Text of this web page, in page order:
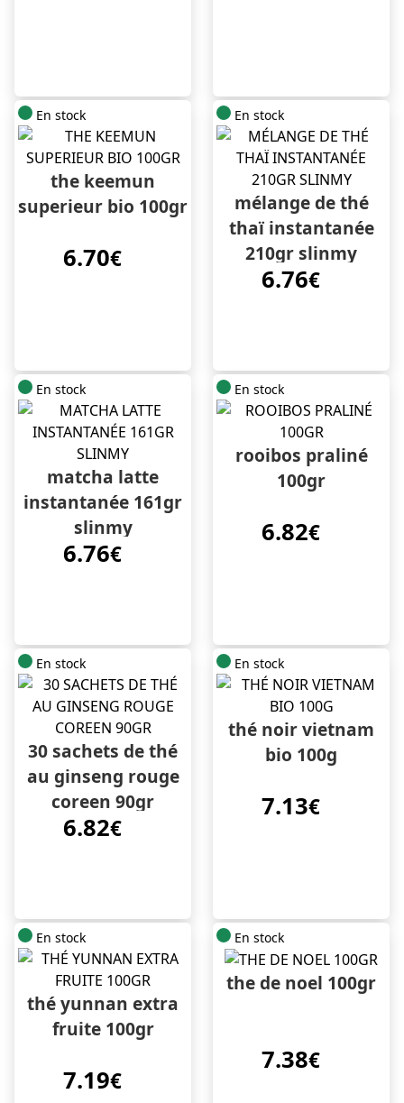
En stock
the keemun
superieur bio 100gr
6.70€
En stock
mélange de thé
thaï instantanée
210gr slinmy
6.76€
En stock
matcha latte
instantanée 161gr
slinmy
6.76€
En stock
rooibos praliné
100gr
6.82€
En stock
30 sachets de thé
au ginseng rouge
coreen 90gr
6.82€
En stock
thé noir vietnam
bio 100g
7.13€
En stock
thé yunnan extra
fruite 100gr
7.19€
En stock
the de noel 100gr
7.38€